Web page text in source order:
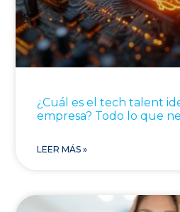
¿Cuál es el tech talent
empresa? Todo lo que
LEER MÁS »